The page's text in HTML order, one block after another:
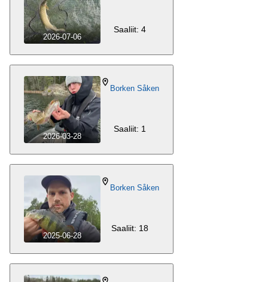
2026-07-06
Saaliit: 4
2026-03-28
Borken Såken
Saaliit: 1
2025-06-28
Borken Såken
Saaliit: 18